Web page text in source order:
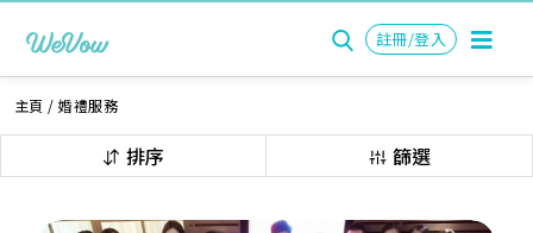
註冊/登入
主頁 /婚禮服務
排序 篩選